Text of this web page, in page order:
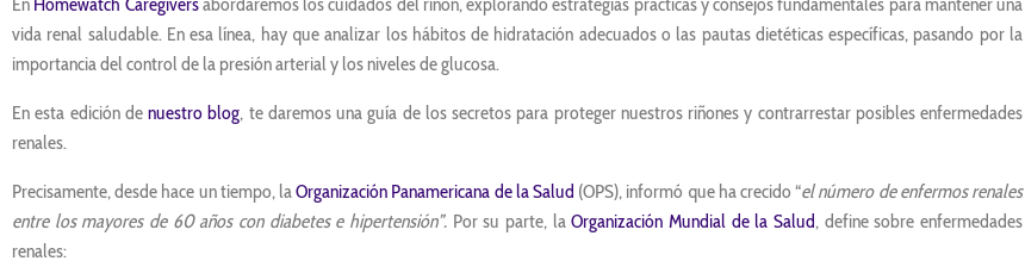
vida renal saludable. En esa línea, hay que analizar los hábitos de hidratación adecuados o las pautas dietéticas específicas, pasando por la
importancia del control de la presión arterial y los niveles de glucosa.
En esta edición de nuestro blog, te daremos una guía de los secretos para proteger nuestros riñones y contrarrestar posibles enfermedades
renales.
Precisamente, desde hace un tiempo, laOrganización Panamericana de la Salud (OPS), informó que ha crecido “el número de enfermos renales
entre los mayores de 60 años con diabetes e hipertensión”. Por su parte, laOrganización Mundial de la Salud, define sobre enfermedades
renales: